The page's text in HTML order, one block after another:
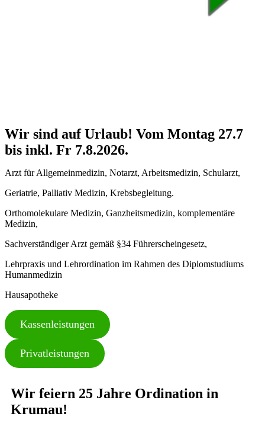
Wir sind auf Urlaub! Vom Montag 27.7
bis inkl. Fr 7.8.2026.
Arzt für Allgemeinmedizin, Notarzt, Arbeitsmedizin, Schularzt,
Geriatrie, Palliativ Medizin, Krebsbegleitung.
Orthomolekulare Medizin, Ganzheitsmedizin, komplementäre
Medizin,
Sachverständiger Arzt gemäß §34 Führerscheingesetz,
Lehrpraxis und Lehrordination im Rahmen des Diplomstudiums
Humanmedizin
Hausapotheke
Kassenleistungen
Privatleistungen
Wir feiern 25 Jahre Ordination in
Krumau!